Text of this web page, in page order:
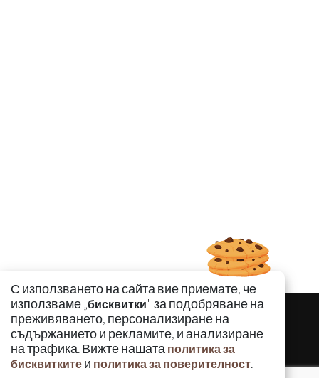
С използването на сайта вие приемате, че
използваме „бисквитки" за подобряване на
преживяването, персонализиране на
съдържанието и рекламите, и анализиране
на трафика. Вижте нашата политика за
бисквитките и политика за поверителност.